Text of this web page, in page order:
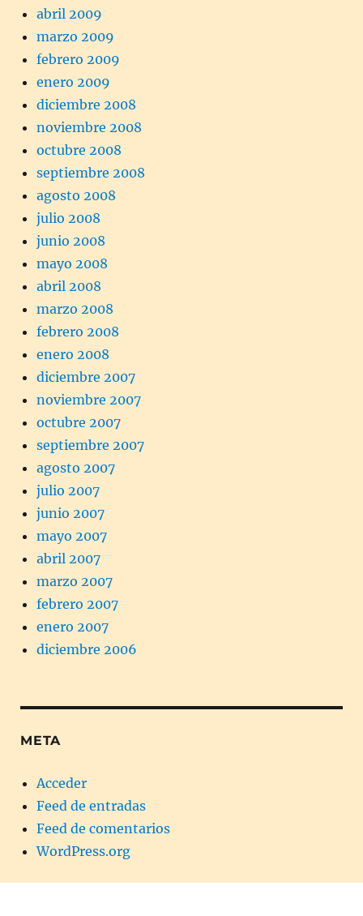
abril 2009
marzo 2009
febrero 2009
enero 2009
diciembre 2008
noviembre 2008
octubre 2008
septiembre 2008
agosto 2008
julio 2008
junio 2008
mayo 2008
abril 2008
marzo 2008
febrero 2008
enero 2008
diciembre 2007
noviembre 2007
octubre 2007
septiembre 2007
agosto 2007
julio 2007
junio 2007
mayo 2007
abril 2007
marzo 2007
febrero 2007
enero 2007
diciembre 2006
META
Acceder
Feed de entradas
Feed de comentarios
WordPress.org